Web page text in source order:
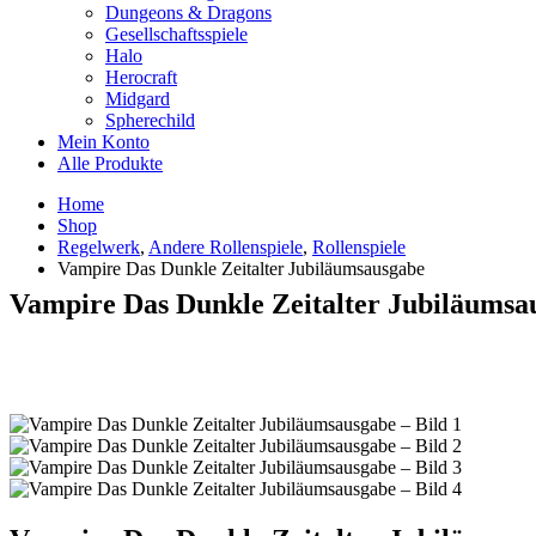
Dungeons & Dragons
Gesellschaftsspiele
Halo
Herocraft
Midgard
Spherechild
Mein Konto
Alle Produkte
Home
Shop
Regelwerk, Andere Rollenspiele, Rollenspiele
Vampire Das Dunkle Zeitalter Jubiläumsausgabe
Vampire Das Dunkle Zeitalter